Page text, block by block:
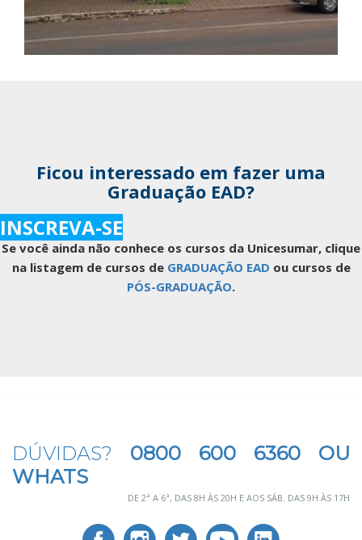
Ficou interessado em fazer uma
Graduação EAD?
INSCREVA-SE
Se você ainda não conhece os cursos da Unicesumar, clique
na listagem de cursos de GRADUAÇÃO EAD ou cursos de
PÓS-GRADUAÇÃO.
DÚVIDAS? 0800 600 6360 OU
WHATS
DE 2ª A 6ª, DAS 8H ÀS 20H E AOS SÁB. DAS 9H ÀS 17H